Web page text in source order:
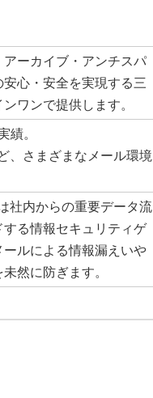
アーカイブ・アンチスパ
心・安全を実現する三
ワンで提供します。
績。
、さまざまなメール環境
社内からの重要データ流
る情報セキュリティゲ
ルによる情報漏えいや
然に防ぎます。